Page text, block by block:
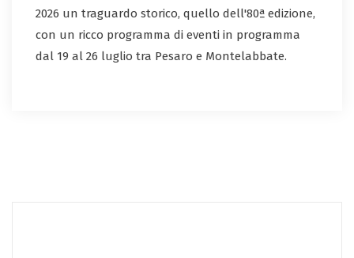
2026 un traguardo storico, quello dell'80ª edizione,
con un ricco programma di eventi in programma
dal 19 al 26 luglio tra Pesaro e Montelabbate.